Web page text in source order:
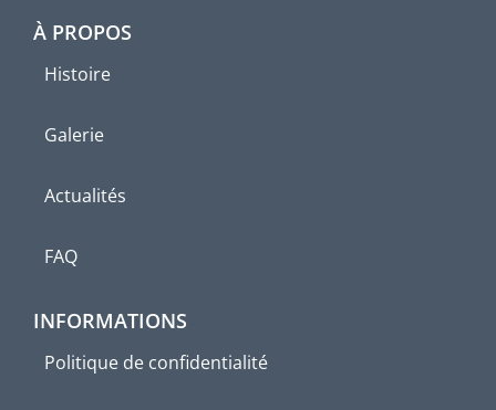
À PROPOS
Histoire
Galerie
Actualités
FAQ
INFORMATIONS
Politique de confidentialité